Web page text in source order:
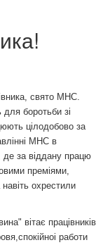
свято МНС.
боротьби зі
цілодобово за
МНС в
де за віддану працю
преміями,
охрестили
вітає працівників
работи